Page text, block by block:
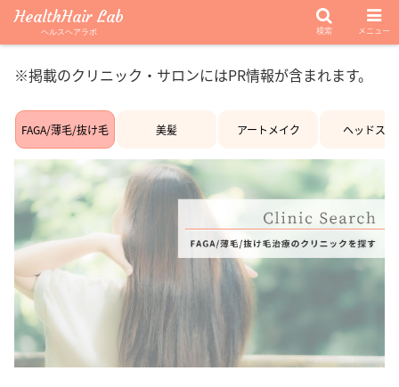
※掲載のクリニック・サロンにはPR情報が含まれます。
FAGA/薄毛/抜け毛 美髪 アートメイク ヘッドスパ
HealthHair Lab
ヘルスヘアラボ 検索 メニュー